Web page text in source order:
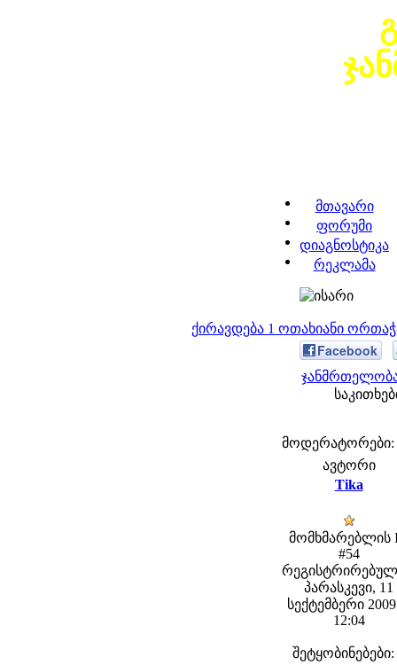
მთავარი
ფორუმი
დიაგნოსტიკა
რეკლამა
ქირავდება 1 ოთახიანი
Facebook
მოდერატორები:
ავტორი
Tika
მომხმარებლის
#54
პარასკევი, 11
სექტემბერი
12:04
შეტყობინებები: